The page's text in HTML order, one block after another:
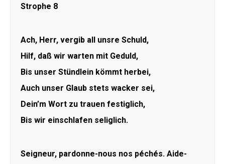
Strophe 8
Ach, Herr, vergib all unsre Schuld,
Hilf, daß wir warten mit Geduld,
Bis unser Stündlein kömmt herbei,
Auch unser Glaub stets wacker sei,
Dein’m Wort zu trauen festiglich,
Bis wir einschlafen seliglich.
Seigneur, pardonne-nous nos péchés. Aide-